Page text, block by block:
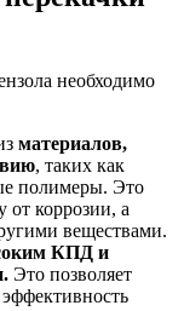
необходимо
материалов,
, таких как
полимеры. Это
от коррозии, а
веществами.
КПД и
Это позволяет